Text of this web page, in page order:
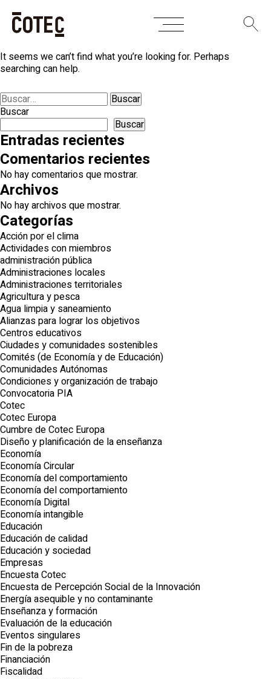
SkipNothing Found
It seems we can’t find what you’re looking for. Perhaps
searching can help.
Buscar:
Buscar
Buscar
Entradas recientes
Comentarios recientes
No hay comentarios que mostrar.
Archivos
No hay archivos que mostrar.
Categorías
Acción por el clima
Actividades con miembros
administración pública
Administraciones locales
Administraciones territoriales
Agricultura y pesca
Agua limpia y saneamiento
Alianzas para lograr los objetivos
Centros educativos
Ciudades y comunidades sostenibles
Comités (de Economía y de Educación)
Comunidades Autónomas
Condiciones y organización de trabajo
Convocatoria PIA
Cotec
Cotec Europa
Cumbre de Cotec Europa
Diseño y planificación de la enseñanza
Economía
Economía Circular
Economía del comportamiento
Economía del comportamiento
Economía Digital
Economía intangible
Educación
Educación de calidad
Educación y sociedad
Empresas
Encuesta Cotec
Encuesta de Percepción Social de la Innovación
Energía asequible y no contaminante
Enseñanza y formación
Evaluación de la educación
Eventos singulares
Fin de la pobreza
Financiación
Fiscalidad